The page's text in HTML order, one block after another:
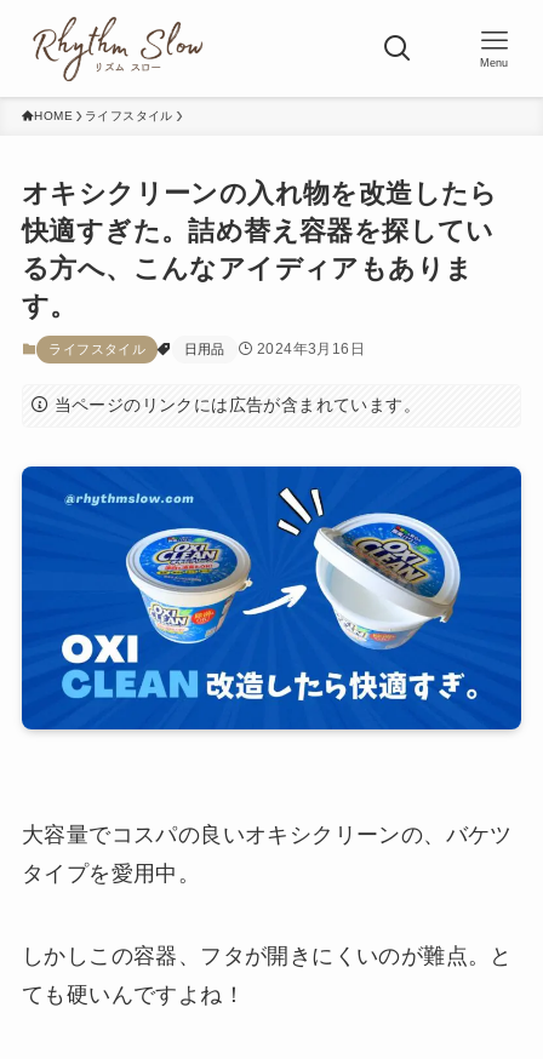
Menu
HOME ライフスタイル
オキシクリーンの入れ物を改造したら
快適すぎた。詰め替え容器を探してい
る方へ、こんなアイディアもありま
す。
ライフスタイル 日用品 2024年3月16日
当ページのリンクには広告が含まれています。
大容量でコスパの良いオキシクリーンの、バケツ
タイプを愛用中。
しかしこの容器、フタが開きにくいのが難点。と
ても硬いんですよね！